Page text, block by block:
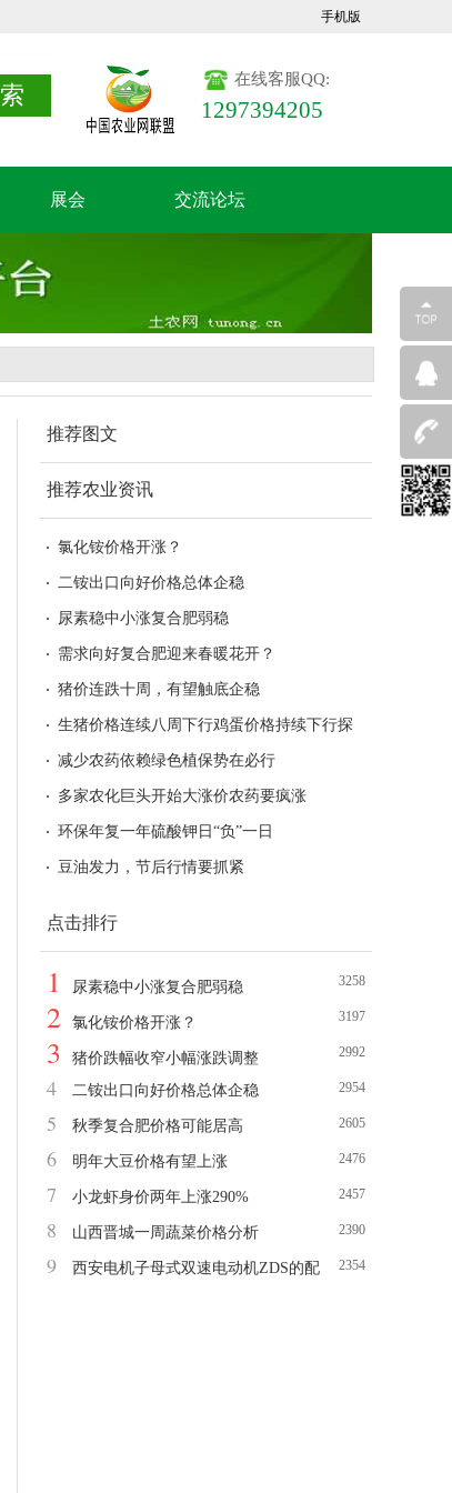
手机版
在线客服QQ:
1297394205
展会 交流论坛
推荐图文
推荐农业资讯
氯化铵价格开涨？
二铵出口向好价格总体企稳
尿素稳中小涨复合肥弱稳
需求向好复合肥迎来春暖花开？
猪价连跌十周，有望触底企稳
生猪价格连续八周下行鸡蛋价格持续下行探
底
减少农药依赖绿色植保势在必行
多家农化巨头开始大涨价农药要疯涨
环保年复一年硫酸钾日“负”一日
豆油发力，节后行情要抓紧
点击排行
3258
1 尿素稳中小涨复合肥弱稳
3197
2 氯化铵价格开涨？
2992
3 猪价跌幅收窄小幅涨跌调整
2954
4 二铵出口向好价格总体企稳
2605
5 秋季复合肥价格可能居高
2476
6 明年大豆价格有望上涨
2457
7 小龙虾身价两年上涨290%
2390
8 山西晋城一周蔬菜价格分析
2354
9 西安电机子母式双速电动机ZDS的配